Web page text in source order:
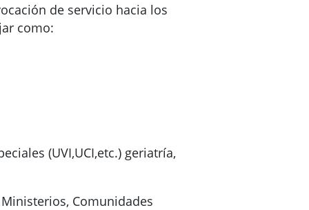
de servicio hacia los
como:
(UVI,UCI,etc.) geriatría,
Comunidades